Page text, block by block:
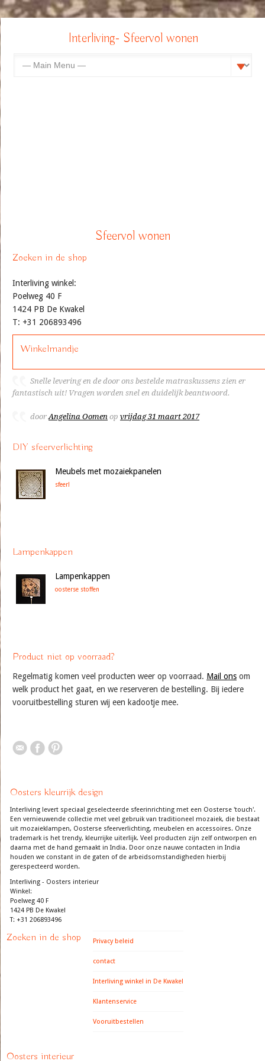
Interliving- Sfeervol wonen
Sfeervol wonen
Zoeken in de shop
Interliving winkel:
Poelweg 40 F
1424 PB De Kwakel
T: +31 206893496
Winkelmandje
Snelle levering en de door ons bestelde matraskussens zien er
fantastisch uit! Vragen worden snel en duidelijk beantwoord.
doorAngelina Oomen op vrijdag 31 maart 2017
DIY sfeerverlichting
Meubels met mozaiekpanelen
sfeer!
Lampenkappen
Lampenkappen
oosterse stoffen
Product niet op voorraad?
Regelmatig komen veel producten weer op voorraad. Mail ons om
welk product het gaat, en we reserveren de bestelling. Bij iedere
vooruitbestelling sturen wij een kadootje mee.
Oosters kleurrijk design
Interliving levert speciaal geselecteerde sfeerinrichting met een Oosterse 'touch'.
Een vernieuwende collectie met veel gebruik van traditioneel mozaiek, die bestaat
uit mozaieklampen, Oosterse sfeerverlichting, meubelen en accessoires. Onze
trademark is het trendy, kleurrijke uiterlijk. Veel producten zijn zelf ontworpen en
daarna met de hand gemaakt in India. Door onze nauwe contacten in India
houden we constant in de gaten of de arbeidsomstandigheden hierbij
gerespecteerd worden.
Interliving - Oosters interieur
Winkel:
Poelweg 40 F
1424 PB De Kwakel
T: +31 206893496
Zoeken in de shop Privacy beleid
contact
Interliving winkel in De Kwakel
Klantenservice
Vooruitbestellen
Oosters interieur